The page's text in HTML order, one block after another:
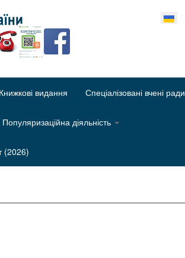
свою мову
видання Спеціалізовані вчені ради
Популяризаційна діяльність
(2026)